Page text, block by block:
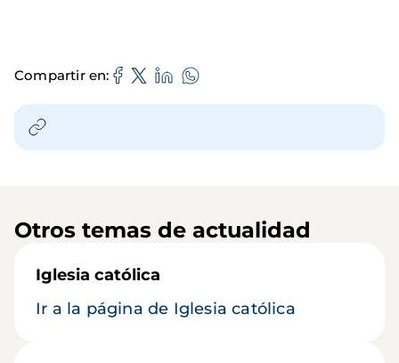
Compartir en
Otros temas de actualidad
Iglesia católica
Ir a la página de Iglesia católica